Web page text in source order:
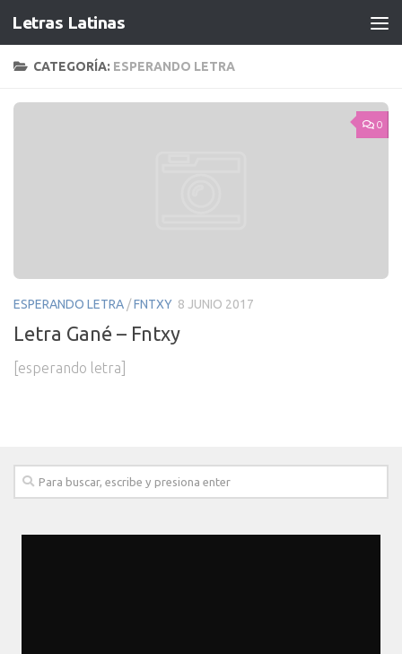
Letras Latinas
CATEGORÍA: ESPERANDO LETRA
0
ESPERANDO LETRA /FNTXY 8 JUNIO 2017
Letra Gané – Fntxy
[esperando letra]